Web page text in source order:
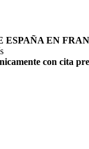
ESPAÑA EN
con cita